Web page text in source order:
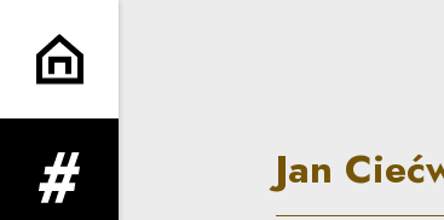
Jan Ciećwierz | Co do
rozwiń menu Jan